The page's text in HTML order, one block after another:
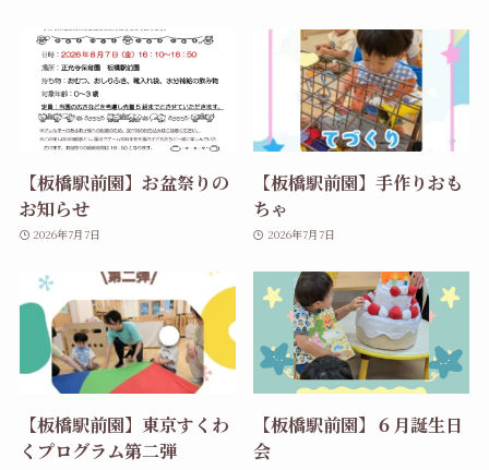
【板橋駅前園】お盆祭りの
お知らせ
2026年7月7日
【板橋駅前園】手作りおも
ちゃ
2026年7月7日
【板橋駅前園】東京すくわ
くプログラム第二弾
【板橋駅前園】６月誕生日
会